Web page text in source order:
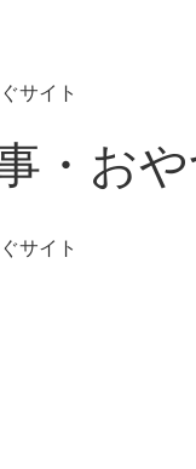
サイト
・お
サイト